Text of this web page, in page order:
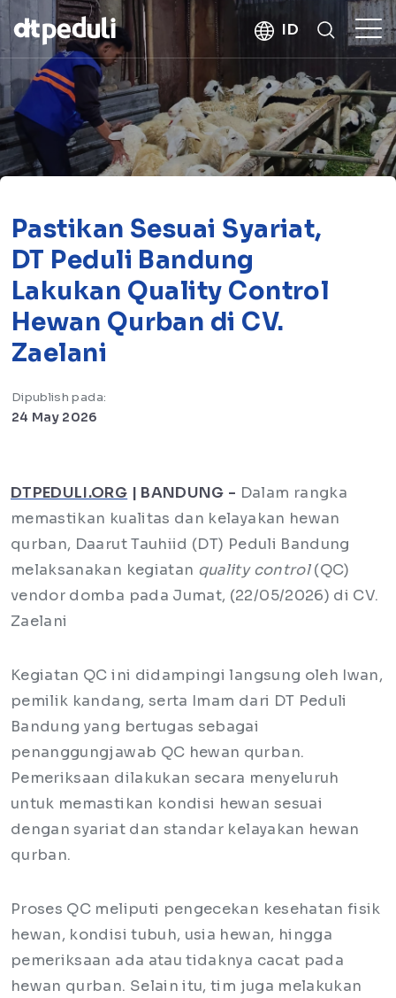
CARI
kebaikan
ID
Pastikan Sesuai Syariat,
DT Peduli Bandung
Lakukan Quality Control
Hewan Qurban di CV.
Zaelani
Dipublish pada:
24 May 2026
DTPEDULI.ORG | BANDUNG - Dalam rangka
memastikan kualitas dan kelayakan hewan
qurban, Daarut Tauhiid (DT) Peduli Bandung
melaksanakan kegiatan quality control(QC)
vendor domba pada Jumat, (22/05/2026) di CV.
Zaelani
Kegiatan QC ini didampingi langsung oleh Iwan,
pemilik kandang, serta Imam dari DT Peduli
Bandung yang bertugas sebagai
penanggungjawab QC hewan qurban.
Pemeriksaan dilakukan secara menyeluruh
untuk memastikan kondisi hewan sesuai
dengan syariat dan standar kelayakan hewan
qurban.
Proses QC meliputi pengecekan kesehatan fisik
hewan, kondisi tubuh, usia hewan, hingga
pemeriksaan ada atau tidaknya cacat pada
hewan qurban. Selain itu, tim juga melakukan